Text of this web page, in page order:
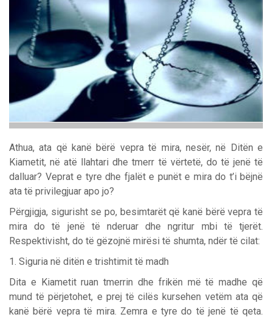
Athua, ata që kanë bërë vepra të mira, nesër, në Ditën e
Kiametit, në atë llahtari dhe tmerr të vërtetë, do të jenë të
dalluar? Veprat e tyre dhe fjalët e punët e mira do t’i bëjnë
ata të privilegjuar apo jo?
Përgjigja, sigurisht se po, besimtarët që kanë bërë vepra të
mira do të jenë të nderuar dhe ngritur mbi të tjerët.
Respektivisht, do të gëzojnë mirësi të shumta, ndër të cilat:
1. Siguria në ditën e trishtimit të madh
Dita e Kiametit ruan tmerrin dhe frikën më të madhe që
mund të përjetohet, e prej të cilës kursehen vetëm ata që
kanë bërë vepra të mira. Zemra e tyre do të jenë të qeta.